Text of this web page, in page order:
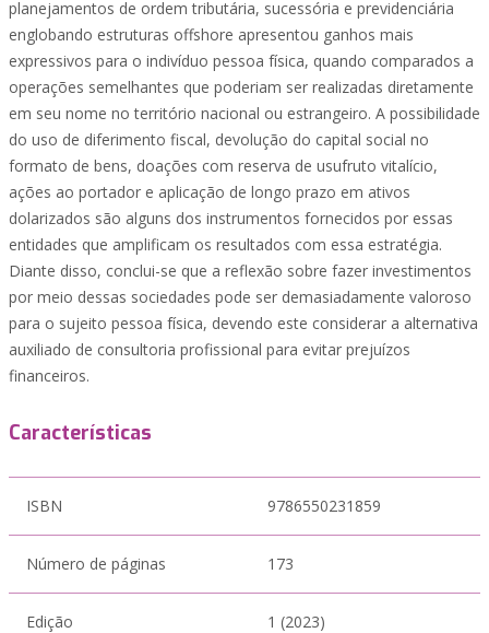
planejamentos de ordem tributária, sucessória e previdenciária
englobando estruturas offshore apresentou ganhos mais
expressivos para o indivíduo pessoa física, quando comparados a
operações semelhantes que poderiam ser realizadas diretamente
em seu nome no território nacional ou estrangeiro. A possibilidade
do uso de diferimento fiscal, devolução do capital social no
formato de bens, doações com reserva de usufruto vitalício,
ações ao portador e aplicação de longo prazo em ativos
dolarizados são alguns dos instrumentos fornecidos por essas
entidades que amplificam os resultados com essa estratégia.
Diante disso, conclui-se que a reflexão sobre fazer investimentos
por meio dessas sociedades pode ser demasiadamente valoroso
para o sujeito pessoa física, devendo este considerar a alternativa
auxiliado de consultoria profissional para evitar prejuízos
financeiros.
Características
ISBN 9786550231859
Número de páginas 173
Edição 1 (2023)